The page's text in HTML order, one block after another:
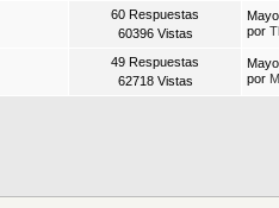
60 Respuestas
60396 Vistas
por
49 Respuestas
62718 Vistas
por